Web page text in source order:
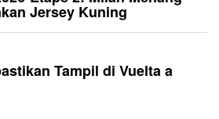
Jersey Kuning
Tampil di Vuelta a